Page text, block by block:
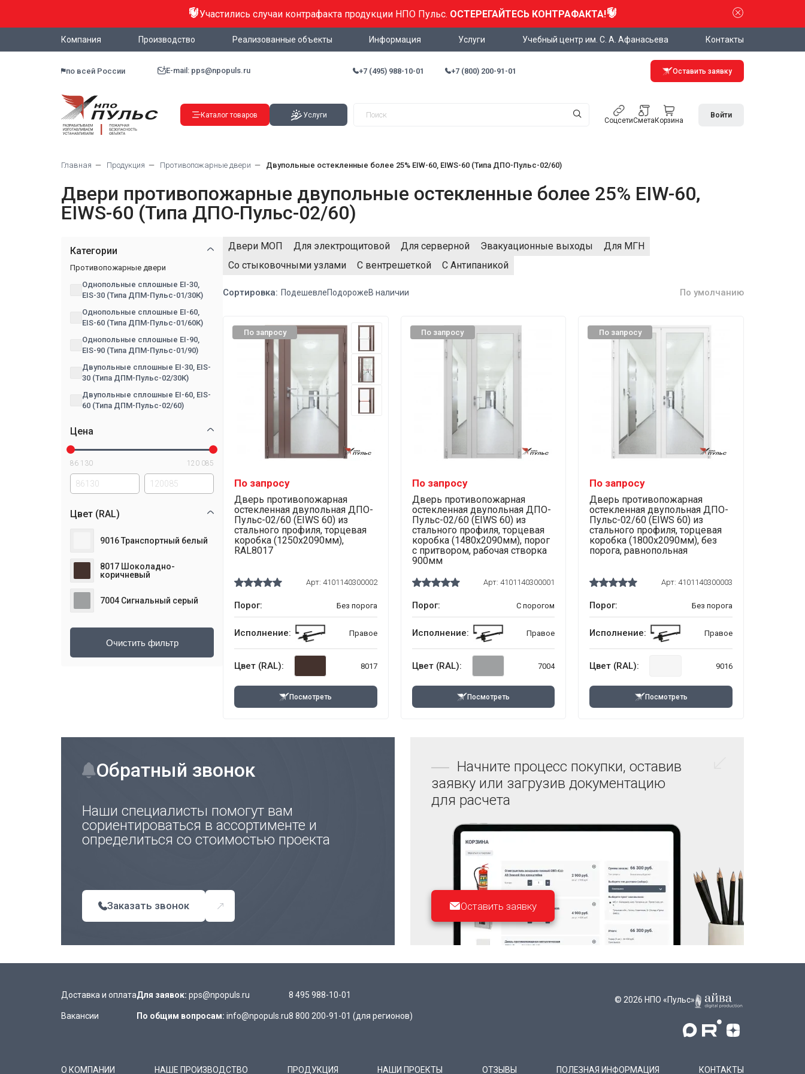
Участились случаи контрафакта продукции НПО Пульс. ОСТЕРЕГАЙТЕСЬ КОНТРАФАКТА!
Компания Производство Реализованные объекты Информация Услуги Учебный центр им. С. А. Афанасьева Контакты
по всей России E-mail: pps@npopuls.ru +7 (495) 988-10-01 +7 (800) 200-91-01 Оставить заявку
Каталог товаров Услуги
СоцсетиСмета Корзина
Войти
Главная Продукция Противопожарные двери Двупольные остекленные более 25% EIW-60, EIWS-60 (Типа ДПО-Пульс-02/60)
Двери противопожарные двупольные остекленные более 25% EIW-60,
EIWS-60 (Типа ДПО-Пульс-02/60)
Категории
Противопожарные двери
Однопольные сплошные EI-30,
EIS-30 (Типа ДПМ-Пульс-01/30К)
Однопольные сплошные EI-60,
EIS-60 (Типа ДПМ-Пульс-01/60К)
Однопольные сплошные EI-90,
EIS-90 (Типа ДПМ-Пульс-01/90)
Двупольные сплошные EI-30, EIS-
30 (Типа ДПМ-Пульс-02/30К)
Двупольные сплошные EI-60, EIS-
60 (Типа ДПМ-Пульс-02/60)
Цена
86 130 120 085
Цвет (RAL)
9016 Транспортный белый
8017 Шоколадно-
коричневый
7004 Сигнальный серый
Двери МОП Для электрощитовой Для серверной Эвакуационные выходы
Для МГН
Со стыковочными узлами
С вентрешеткой С Антипаникой
Сортировка: ПодешевлеПодорожеВ наличии По умолчанию
По запросу
По запросу
Дверь противопожарная
остекленная двупольная ДПО-
Пульс-02/60 (EIWS 60) из
стального профиля, торцевая
коробка (1250х2090мм),
RAL8017
Арт: 4101140300002
Порог: Без порога
Исполнение: Правое
Цвет (RAL): 8017
Посмотреть
По запросу
По запросу
Дверь противопожарная
остекленная двупольная ДПО-
Пульс-02/60 (EIWS 60) из
стального профиля, торцевая
коробка (1480х2090мм), порог
с притвором, рабочая створка
900мм
Арт:4101140300001
Порог: С порогом
Исполнение: Правое
Цвет (RAL): 7004
Посмотреть
По запросу
По запросу
Дверь противопожарная
остекленная двупольная ДПО-
Пульс-02/60 (EIWS 60) из
стального профиля, торцевая
коробка (1800х2090мм), без
порога, равнопольная
Арт: 4101140300003
Порог: Без порога
Исполнение: Правое
Цвет (RAL): 9016
Посмотреть
Обратный звонок
Наши специалисты помогут вам
сориентироваться в ассортименте и
определиться со стоимостью проекта
Заказать звонок
Начните процесс покупки, оставив
заявку или загрузив документацию
для расчета
Оставить заявку
Доставка и оплата
Вакансии
Для заявок: pps@npopuls.ru
По общим вопросам: info@npopuls.ru
8 495 988-10-01
8 800 200-91-01 (для регионов)
© 2026 НПО «Пульс»
О КОМПАНИИ НАШЕ ПРОИЗВОДСТВО ПРОДУКЦИЯ НАШИ ПРОЕКТЫ ОТЗЫВЫ ПОЛЕЗНАЯ ИНФОРМАЦИЯ КОНТАКТЫ